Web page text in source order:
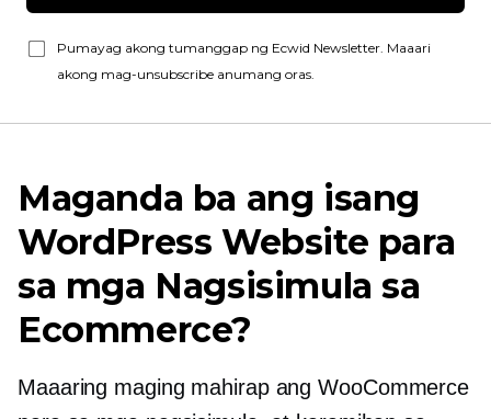
Pumayag akong tumanggap ng Ecwid Newsletter. Maaari
akong mag-unsubscribe anumang oras.
Maganda ba ang isang
WordPress Website para
sa mga Nagsisimula sa
Ecommerce?
Maaaring maging mahirap ang WooCommerce